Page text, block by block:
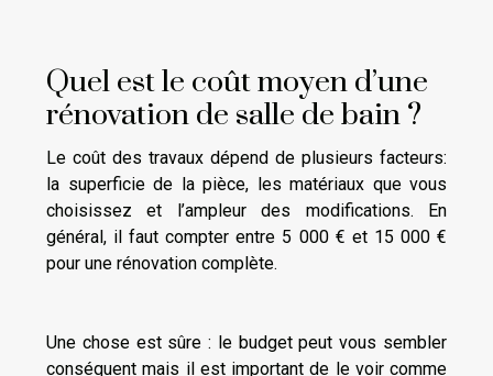
Quel est le coût moyen d’une
rénovation de salle de bain ?
Le coût des travaux dépend de plusieurs facteurs:
la superficie de la pièce, les matériaux que vous
choisissez et l’ampleur des modifications. En
général, il faut compter entre 5 000 € et 15 000 €
pour une rénovation complète.
Une chose est sûre : le budget peut vous sembler
conséquent mais il est important de le voir comme